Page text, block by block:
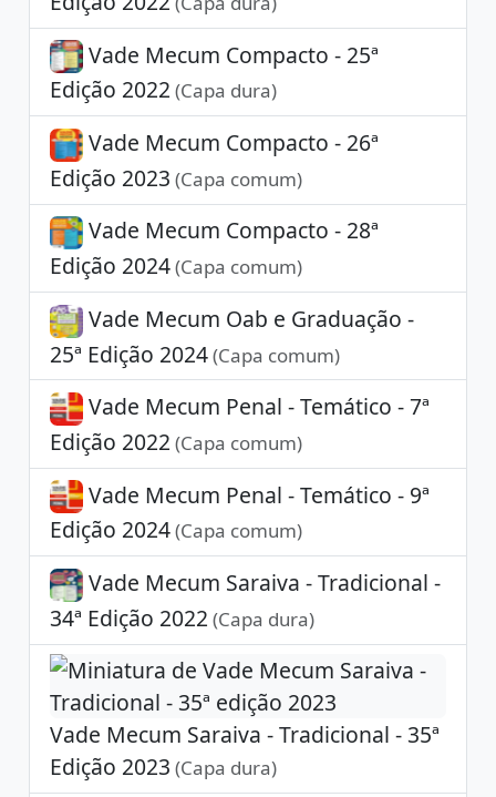
Vade Mecum Compacto - 25ª
Edição 2022 (Capa dura)
Vade Mecum Compacto - 26ª
Edição 2023 (Capa comum)
Vade Mecum Compacto - 28ª
Edição 2024(Capa comum)
Vade Mecum Oab e Graduação -
25ª Edição 2024(Capa comum)
Vade Mecum Penal - Temático - 7ª
Edição 2022 (Capa comum)
Vade Mecum Penal - Temático - 9ª
Edição 2024(Capa comum)
Vade Mecum Saraiva - Tradicional -
34ª Edição 2022 (Capa dura)
Vade Mecum Saraiva - Tradicional - 35ª
Edição 2023 (Capa dura)